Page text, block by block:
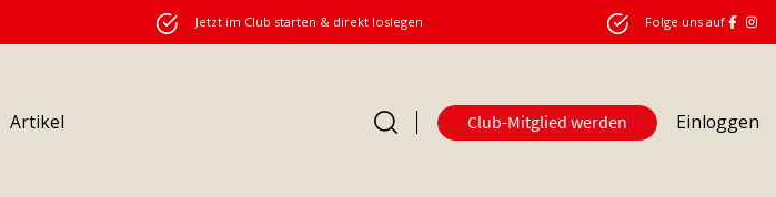
Jetzt im Club starten & direkt loslegen Folge uns auf
Artikel Club-Mitglied werden Einloggen